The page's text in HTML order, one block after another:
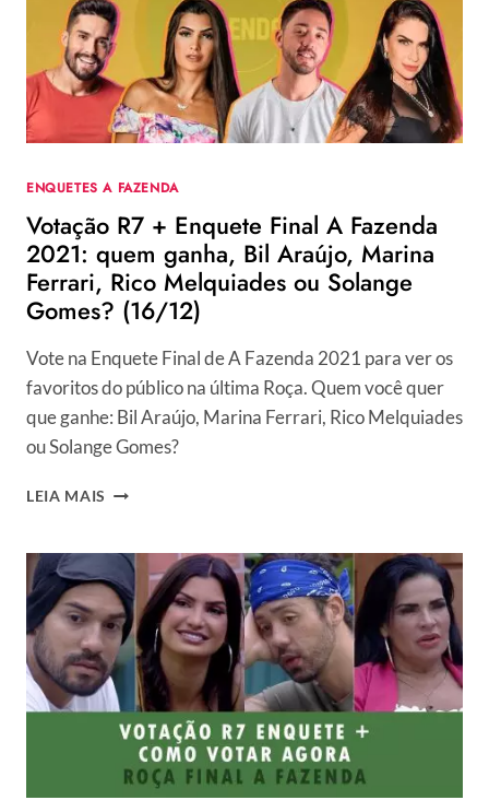
QUEM
VOCÊ
QUER
VER
NO
REALITY?
ENQUETES A FAZENDA
Votação R7 + Enquete Final A Fazenda
2021: quem ganha, Bil Araújo, Marina
Ferrari, Rico Melquiades ou Solange
Gomes? (16/12)
Vote na Enquete Final de A Fazenda 2021 para ver os
favoritos do público na última Roça. Quem você quer
que ganhe: Bil Araújo, Marina Ferrari, Rico Melquiades
ou Solange Gomes?
LEIA MAIS VOTAÇÃO
ENQUETE
FINAL
A
FAZENDA
2021:
QUEM
GANHA,
BIL
ARAÚJO,
MARINA
FERRARI,